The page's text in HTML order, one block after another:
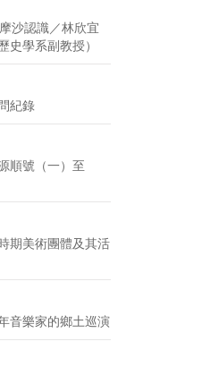
沙認識／林欣宜
史學系副教授）
紀錄
順號（一）至
期美術團體及其活
音樂家的鄉土巡演